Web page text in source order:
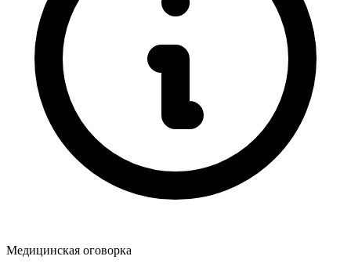
Медицинская оговорка